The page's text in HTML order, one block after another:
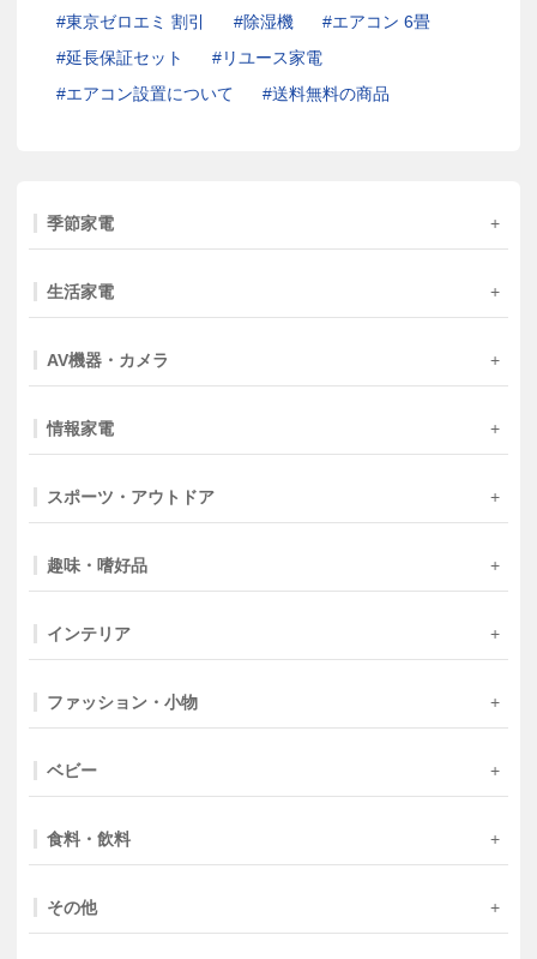
東京ゼロエミ 割引
除湿機
エアコン 6畳
延長保証セット
リユース家電
エアコン設置について
送料無料の商品
季節家電
生活家電
AV機器・カメラ
情報家電
スポーツ・アウトドア
趣味・嗜好品
インテリア
ファッション・小物
ベビー
食料・飲料
その他